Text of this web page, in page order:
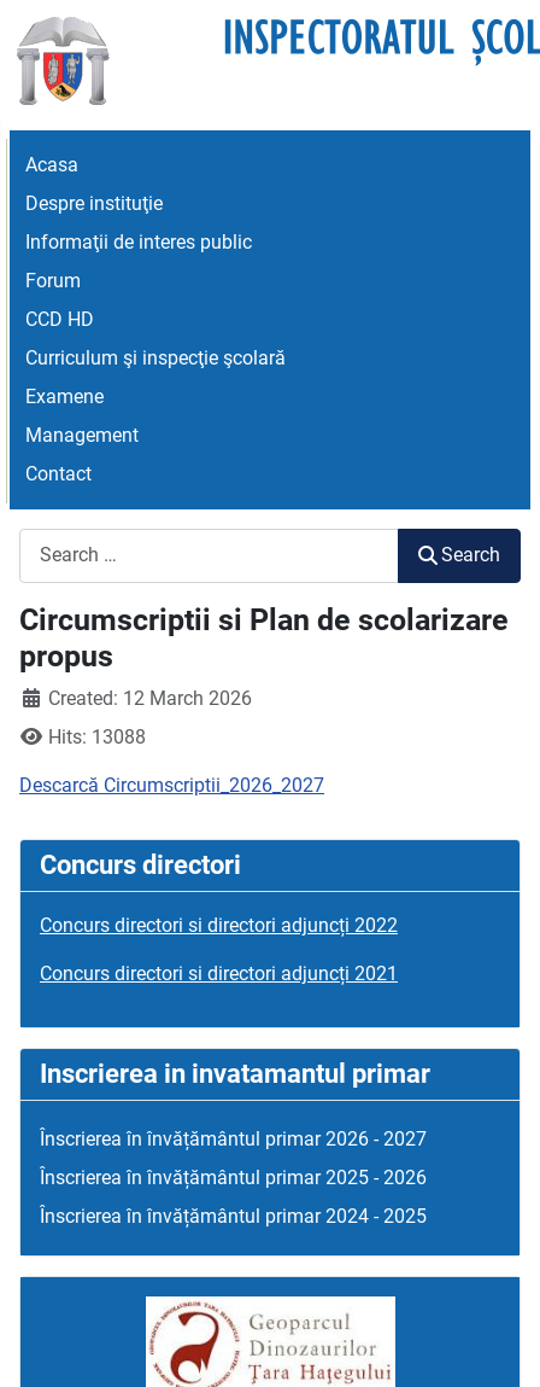
Acasa
Despre instituţie
Informaţii de interes public
Forum
CCD HD
Curriculum şi inspecţie şcolară
Examene
Management
Contact
Search
Circumscriptii si Plan de scolarizare
propus
Created: 12 March 2026
Hits: 13088
Descarcă Circumscriptii_2026_2027
Concurs directori
Concurs directori si directori adjuncți 2022
Concurs directori si directori adjuncți 2021
Inscrierea in invatamantul primar
Înscrierea în învățământul primar 2026 - 2027
Înscrierea în învățământul primar 2025 - 2026
Înscrierea în învățământul primar 2024 - 2025